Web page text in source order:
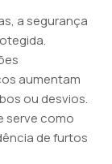
a segurança
aumentam
ou desvios.
serve como
de furtos